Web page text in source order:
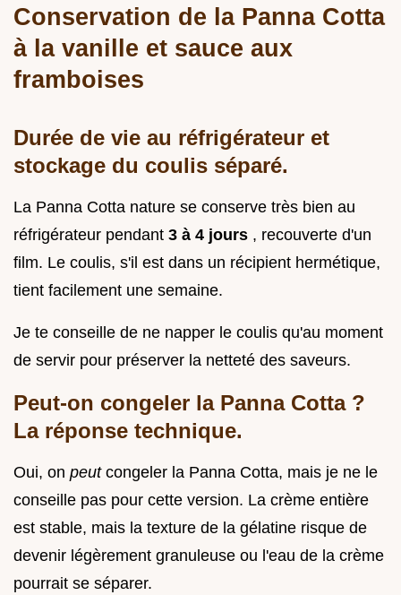
Conservation de la Panna Cotta
à la vanille et sauce aux
framboises
Durée de vie au réfrigérateur et
stockage du coulis séparé.
La Panna Cotta nature se conserve très bien au
réfrigérateur pendant 3 à 4 jours , recouverte d'un
film. Le coulis, s'il est dans un récipient hermétique,
tient facilement une semaine.
Je te conseille de ne napper le coulis qu'au moment
de servir pour préserver la netteté des saveurs.
Peut-on congeler la Panna Cotta ?
La réponse technique.
Oui, on peut congeler la Panna Cotta, mais je ne le
conseille pas pour cette version. La crème entière
est stable, mais la texture de la gélatine risque de
devenir légèrement granuleuse ou l'eau de la crème
pourrait se séparer.